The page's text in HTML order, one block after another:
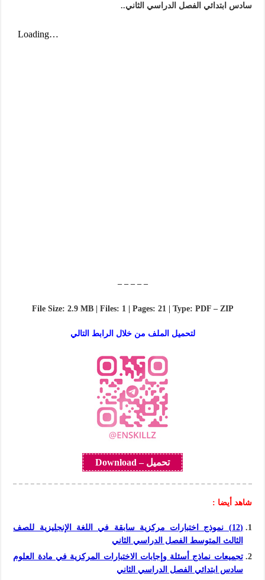
سادس ابتدائي الفصل الدراسي الثاني..
– – – – –
File Size: 2.9 MB | Files: 1 | Pages: 21 | Type: PDF – ZIP
لتحميل الملف من خلال الرابط التالي
تحميل – Download
شاهد أيضا :
(12) نموذج اختبارات مركزية سابقة في اللغة الإنجليزية للصف
الثالث المتوسط الفصل الدراسي الثاني
تجميعات نماذج أسئلة وإجابات الاختبارات المركزية في مادة العلوم
سادس ابتدائي الفصل الدراسي الثاني